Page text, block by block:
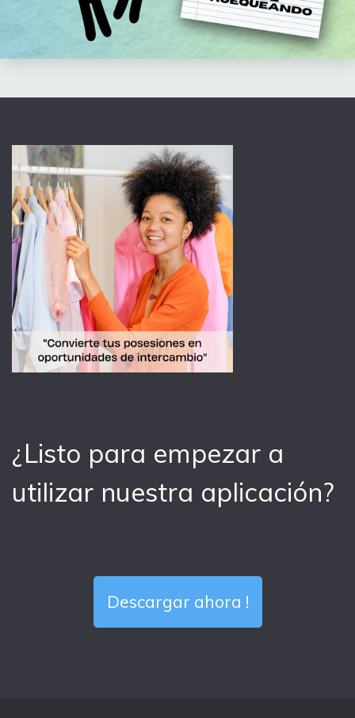
¿Listo para empezar a
utilizar nuestra aplicación?
Descargar ahora !